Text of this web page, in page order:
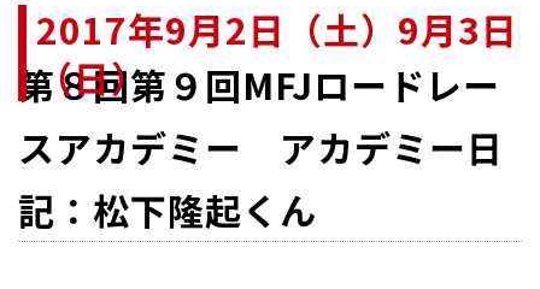
第８回第９回MFJロードレー
スアカデミー アカデミー日
記：松下隆起くん
2017年9月2日（土）9月3日
（日）